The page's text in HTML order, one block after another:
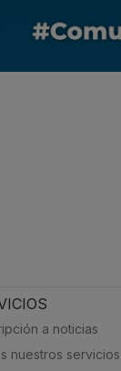
a noticias
nuestros servicios